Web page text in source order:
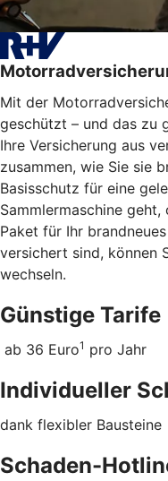
Mit der
geschützt – und das zu
Ihre Versicherung aus
zusammen, wie Sie sie
Basisschutz für eine
Sammlermaschine
Paket für Ihr
versichert sind, können
wechseln.
Günstige Tarife
ab 36 Euro1 pro Jahr
Individueller
dank flexibler Bausteine
Schaden-